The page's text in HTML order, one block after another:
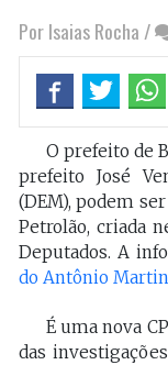
Por Isaias Rocha /
O prefeito de
prefeito José
(DEM), podem
Petrolão, criada
Deputados. A
do Antônio
É uma nova
das